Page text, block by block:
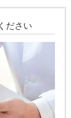
ださい